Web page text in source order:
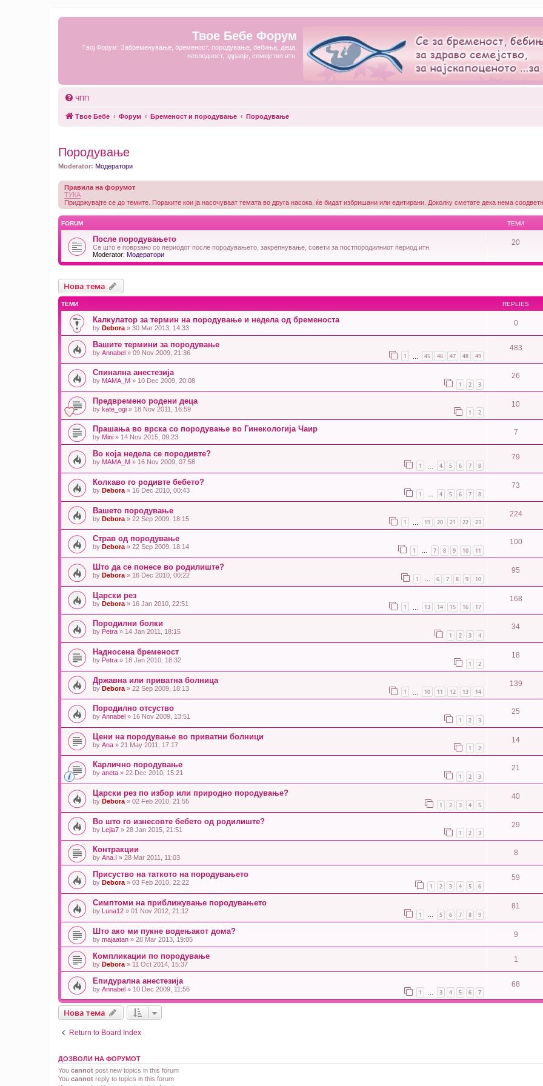
Твое Бебе Форум
Твој Форум: Забременување, бременост, породување, бебиња, деца,
неплодност, здравје, семејство итн.
ЧПП
Твое Бебе Форум Бременост и породување Породување
Породување
Moderator: Модератори
Правила на форумот
ТУКА
Придржувајте се до темите. Пораките кои ја насочуваат темата во друга насока, ќе бидат избришани или едитирани. Доколку сметате дека нема
FORUM ТЕМИ
После породувањето
Се што е поврзано со периодот после породувањето, закрепнување, совети за постпородилниот период итн.
Moderator: Модератори
20
Нова тема
ТЕМИ REPLIES
Калкулатор за термин на породување и недела од бременоста
by Debora » 30 Mar 2013, 14:33
0
Вашите термини за породување
by Annabel » 09 Nov 2009, 21:36 1 45 46 47 48 49
483
Спинална анестезија
by MAMA_M » 10 Dec 2009, 20:08 1 2 3
26
Предвремено родени деца
by kate_ogi » 18 Nov 2011, 16:59 1 2
10
Прашања во врска со породување во Гинекологија Чаир
by Mini » 14 Nov 2015, 09:23
7
Во која недела се породивте?
by MAMA_M » 16 Nov 2009, 07:58 1 4 5 6 7 8
79
Колкаво го родивте бебето?
by Debora » 16 Dec 2010, 00:43 1 … 4 5 6 7 8
73
Вашето породување
by Debora » 22 Sep 2009, 18:15 1 19 20 21 22 23
224
Страв од породување
by Debora » 22 Sep 2009, 18:14 1 … 7 8 9 10 11
100
Што да се понесе во родилиште?
by Debora » 16 Dec 2010, 00:22 1 … 6 7 8 9 10
95
Царски рез
by Debora » 16 Jan 2010, 22:51 1 13 14 15 16 17
168
Породилни болки
by Petra » 14 Jan 2011, 18:15 1 2 3 4
34
Надносена бременост
by Petra » 18 Jan 2010, 18:32 1 2
18
Државна или приватна болница
by Debora » 22 Sep 2009, 18:13 1 10 11 12 13 14
139
Породилно отсуство
by Annabel » 16 Nov 2009, 13:51 1 2 3
25
Цени на породување во приватни болници
by Ana » 21 May 2011, 17:17 1 2
14
Карлично породување
by aneta » 22 Dec 2010, 15:21 1 2 3
21
Царски рез по избор или природно породување?
by Debora » 02 Feb 2010, 21:55 1 2 3 4 5
40
Во што го изнесовте бебето од родилиште?
by Lejla7 » 28 Jan 2015, 21:51 1 2 3
29
Контракции
by Ana.I » 28 Mar 2011, 11:03
8
Присуство на таткото на породувањето
by Debora » 03 Feb 2010, 22:22 1 2 3 4 5 6
59
Симптоми на приближување породувањето
by Luna12 » 01 Nov 2012, 21:12 1 … 5 6 7 8 9
81
Што ако ми пукне водењакот дома?
by majaatan » 28 Mar 2013, 19:05
9
Компликации по породување
by Debora » 11 Oct 2014, 15:37
1
Епидурална анестезија
by Annabel » 10 Dec 2009, 11:56 1 3 4 5 6 7
68
Нова тема
Return to Board Index
ДОЗВОЛИ НА ФОРУМОТ
You cannot post new topics in this forum
You cannot reply to topics in this forum